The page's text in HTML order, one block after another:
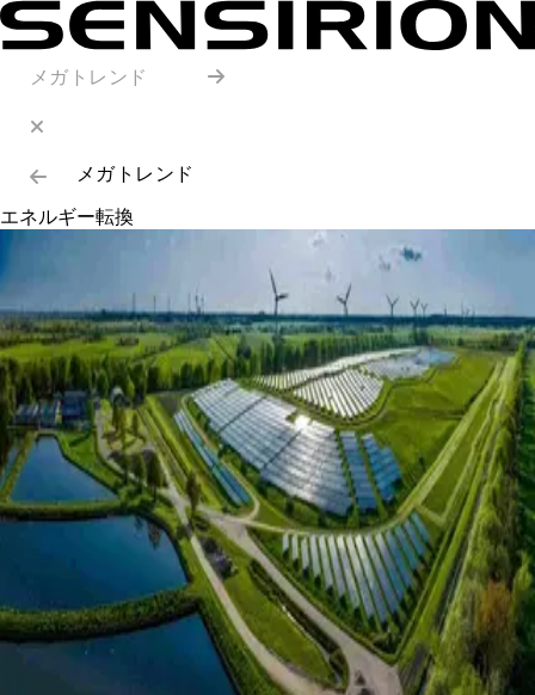
メガトレンド
メガトレンド
エネルギー転換